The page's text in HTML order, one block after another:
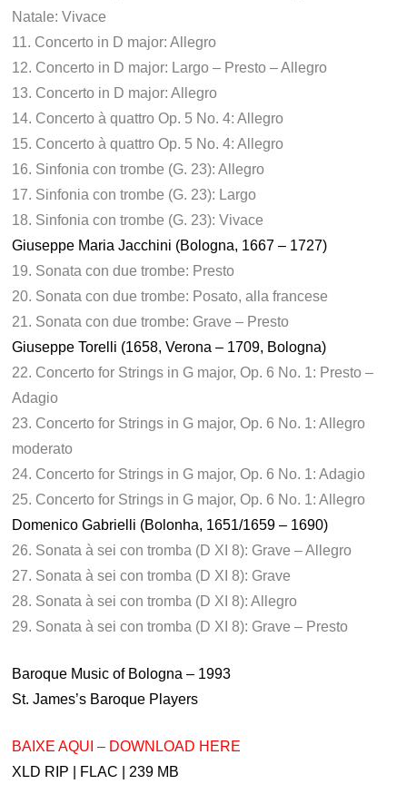
Natale: Vivace
11. Concerto in D major: Allegro
12. Concerto in D major: Largo – Presto – Allegro
13. Concerto in D major: Allegro
14. Concerto à quattro Op. 5 No. 4: Allegro
15. Concerto à quattro Op. 5 No. 4: Allegro
16. Sinfonia con trombe (G. 23): Allegro
17. Sinfonia con trombe (G. 23): Largo
18. Sinfonia con trombe (G. 23): Vivace
Giuseppe Maria Jacchini (Bologna, 1667 – 1727)
19. Sonata con due trombe: Presto
20. Sonata con due trombe: Posato, alla francese
21. Sonata con due trombe: Grave – Presto
Giuseppe Torelli (1658, Verona – 1709, Bologna)
22. Concerto for Strings in G major, Op. 6 No. 1: Presto –
Adagio
23. Concerto for Strings in G major, Op. 6 No. 1: Allegro
moderato
24. Concerto for Strings in G major, Op. 6 No. 1: Adagio
25. Concerto for Strings in G major, Op. 6 No. 1: Allegro
Domenico Gabrielli (Bolonha, 1651/1659 – 1690)
26. Sonata à sei con tromba (D XI 8): Grave – Allegro
27. Sonata à sei con tromba (D XI 8): Grave
28. Sonata à sei con tromba (D XI 8): Allegro
29. Sonata à sei con tromba (D XI 8): Grave – Presto
Baroque Music of Bologna – 1993
St. James’s Baroque Players
BAIXE AQUI – DOWNLOAD HERE
XLD RIP | FLAC | 239 MB